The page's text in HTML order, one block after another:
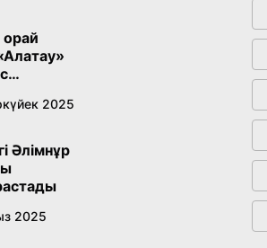
орай
2025
Әлімнұр
2025